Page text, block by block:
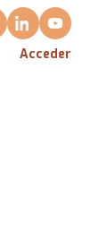
Acceder